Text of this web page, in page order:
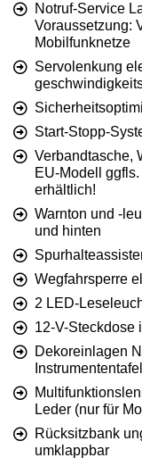
Notruf-Service
Voraussetzung:
Mobilfunknetze
Servolenkung
Start-Stopp-
Verbandtasche,
EU-Modell
erhältlich!
Warnton und -
und hinten
Wegfahrsperre
2 LED-
12-V-Steckdose
Dekoreinlagen
Leder (nur für
Rücksitzbank
umklappbar